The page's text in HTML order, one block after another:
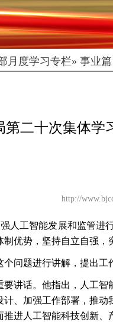
月度学习专栏» 事业
二十次集体
http://
人工智能发展和监管进
优势，坚持自立自强
问题进行讲解，提出
讲话。他指出，人工
、加强工作部署，推
进人工智能科技创新